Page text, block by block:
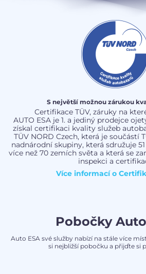
S největší možnou zárukou
Certifikace TÜV, záruky na
AUTO ESA je 1. a jediný prodejce
získal certifikaci kvality služeb
TÜV NORD Czech, která je součástí
nadnárodní skupiny, která sdružuje
více než 70 zemích světa a která se
inspekci a
Více informací o
Pobočky
Auto ESA své služby nabízí na stále více
si nejbližší pobočku a přijďte si